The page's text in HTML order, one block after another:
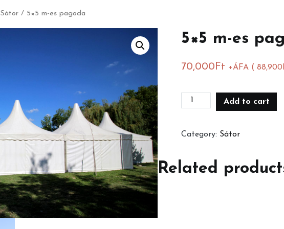
Sátor / 5×5 m-es pagoda
5×5 m-es
70,000 Ft +ÁFA (88,900
5x5
Add to cart
Category: Sátor
Related